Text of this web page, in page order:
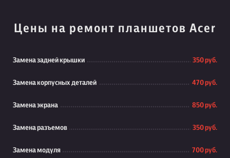
Цены на ремонт планшетов Acer
Замена задней крышки 350 руб.
Замена корпусных деталей 470 руб.
Замена экрана 850 руб.
Замена разъемов 350 руб.
Замена модуля 700 руб.